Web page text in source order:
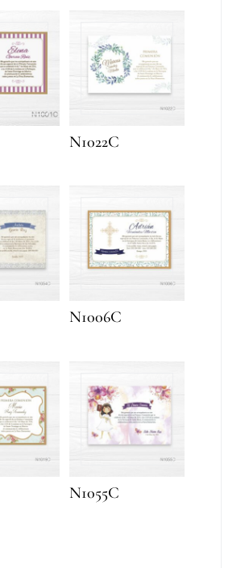
N1022C
N1006C
N1055C